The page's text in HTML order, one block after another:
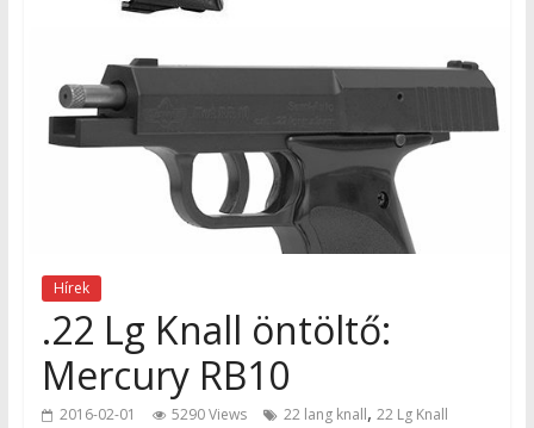
Hírek
.22 Lg Knall öntöltő:
Mercury RB10
2016-02-01 5290 Views 22 lang knall, 22 Lg Knall